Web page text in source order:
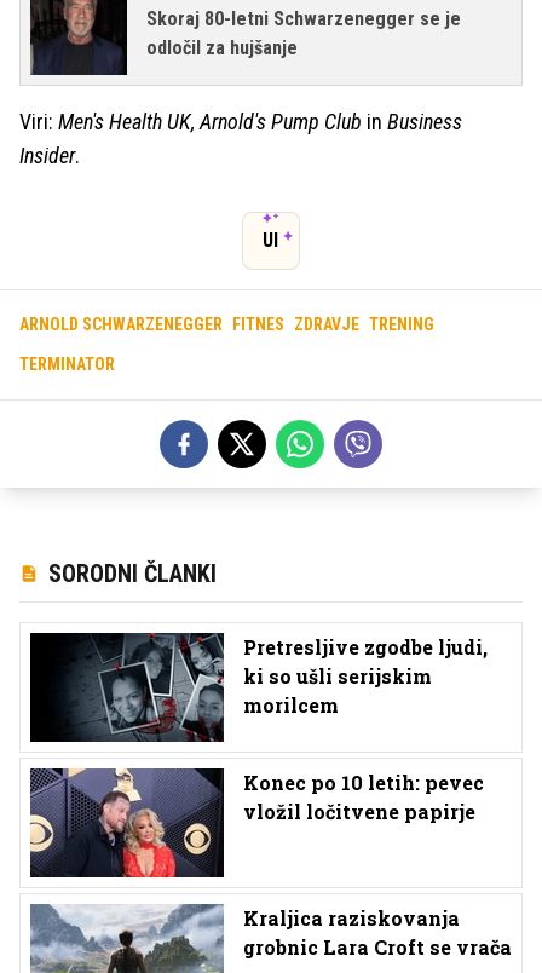
Skoraj 80-letni Schwarzenegger se je
odločil za hujšanje
Viri: Men's Health UK, Arnold's Pump Club in Business
Insider.
UI
ARNOLD SCHWARZENEGGER FITNES ZDRAVJE TRENING
TERMINATOR
SORODNI ČLANKI
Pretresljive zgodbe ljudi,
ki so ušli serijskim
morilcem
Konec po 10 letih: pevec
vložil ločitvene papirje
Kraljica raziskovanja
grobnic Lara Croft se vrača